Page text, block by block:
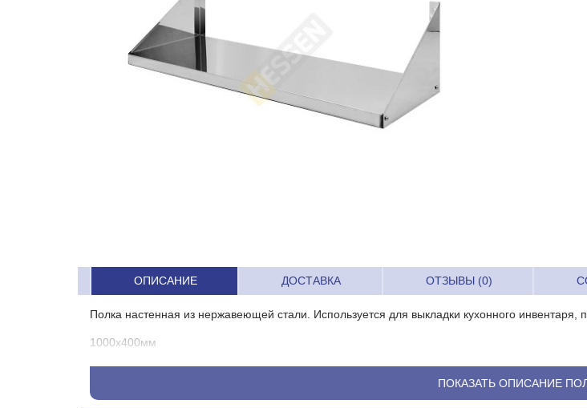
ОПИСАНИЕ ДОСТАВКА ОТЗЫВЫ (0)
Полка настенная из нержавеющей стали. Используется для выкладки кухонного инвентаря,
1000х400мм
ПОКАЗАТЬ ОПИСАНИЕ